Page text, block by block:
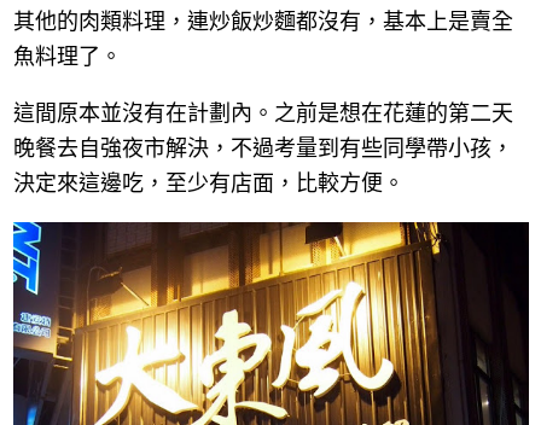
其他的肉類料理，連炒飯炒麵都沒有，基本上是賣全
魚料理了。
這間原本並沒有在計劃內。之前是想在花蓮的第二天
晚餐去自強夜市解決，不過考量到有些同學帶小孩，
決定來這邊吃，至少有店面，比較方便。